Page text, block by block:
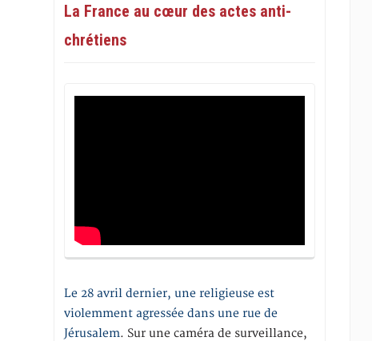
La France au cœur des actes anti-
chrétiens
Le 28 avril dernier, une religieuse est
violemment agressée dans une rue de
Jérusalem. Sur une caméra de surveillance,